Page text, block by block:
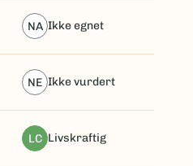
NA ikke egnet
NE ikke vurdert
LC livskraftig